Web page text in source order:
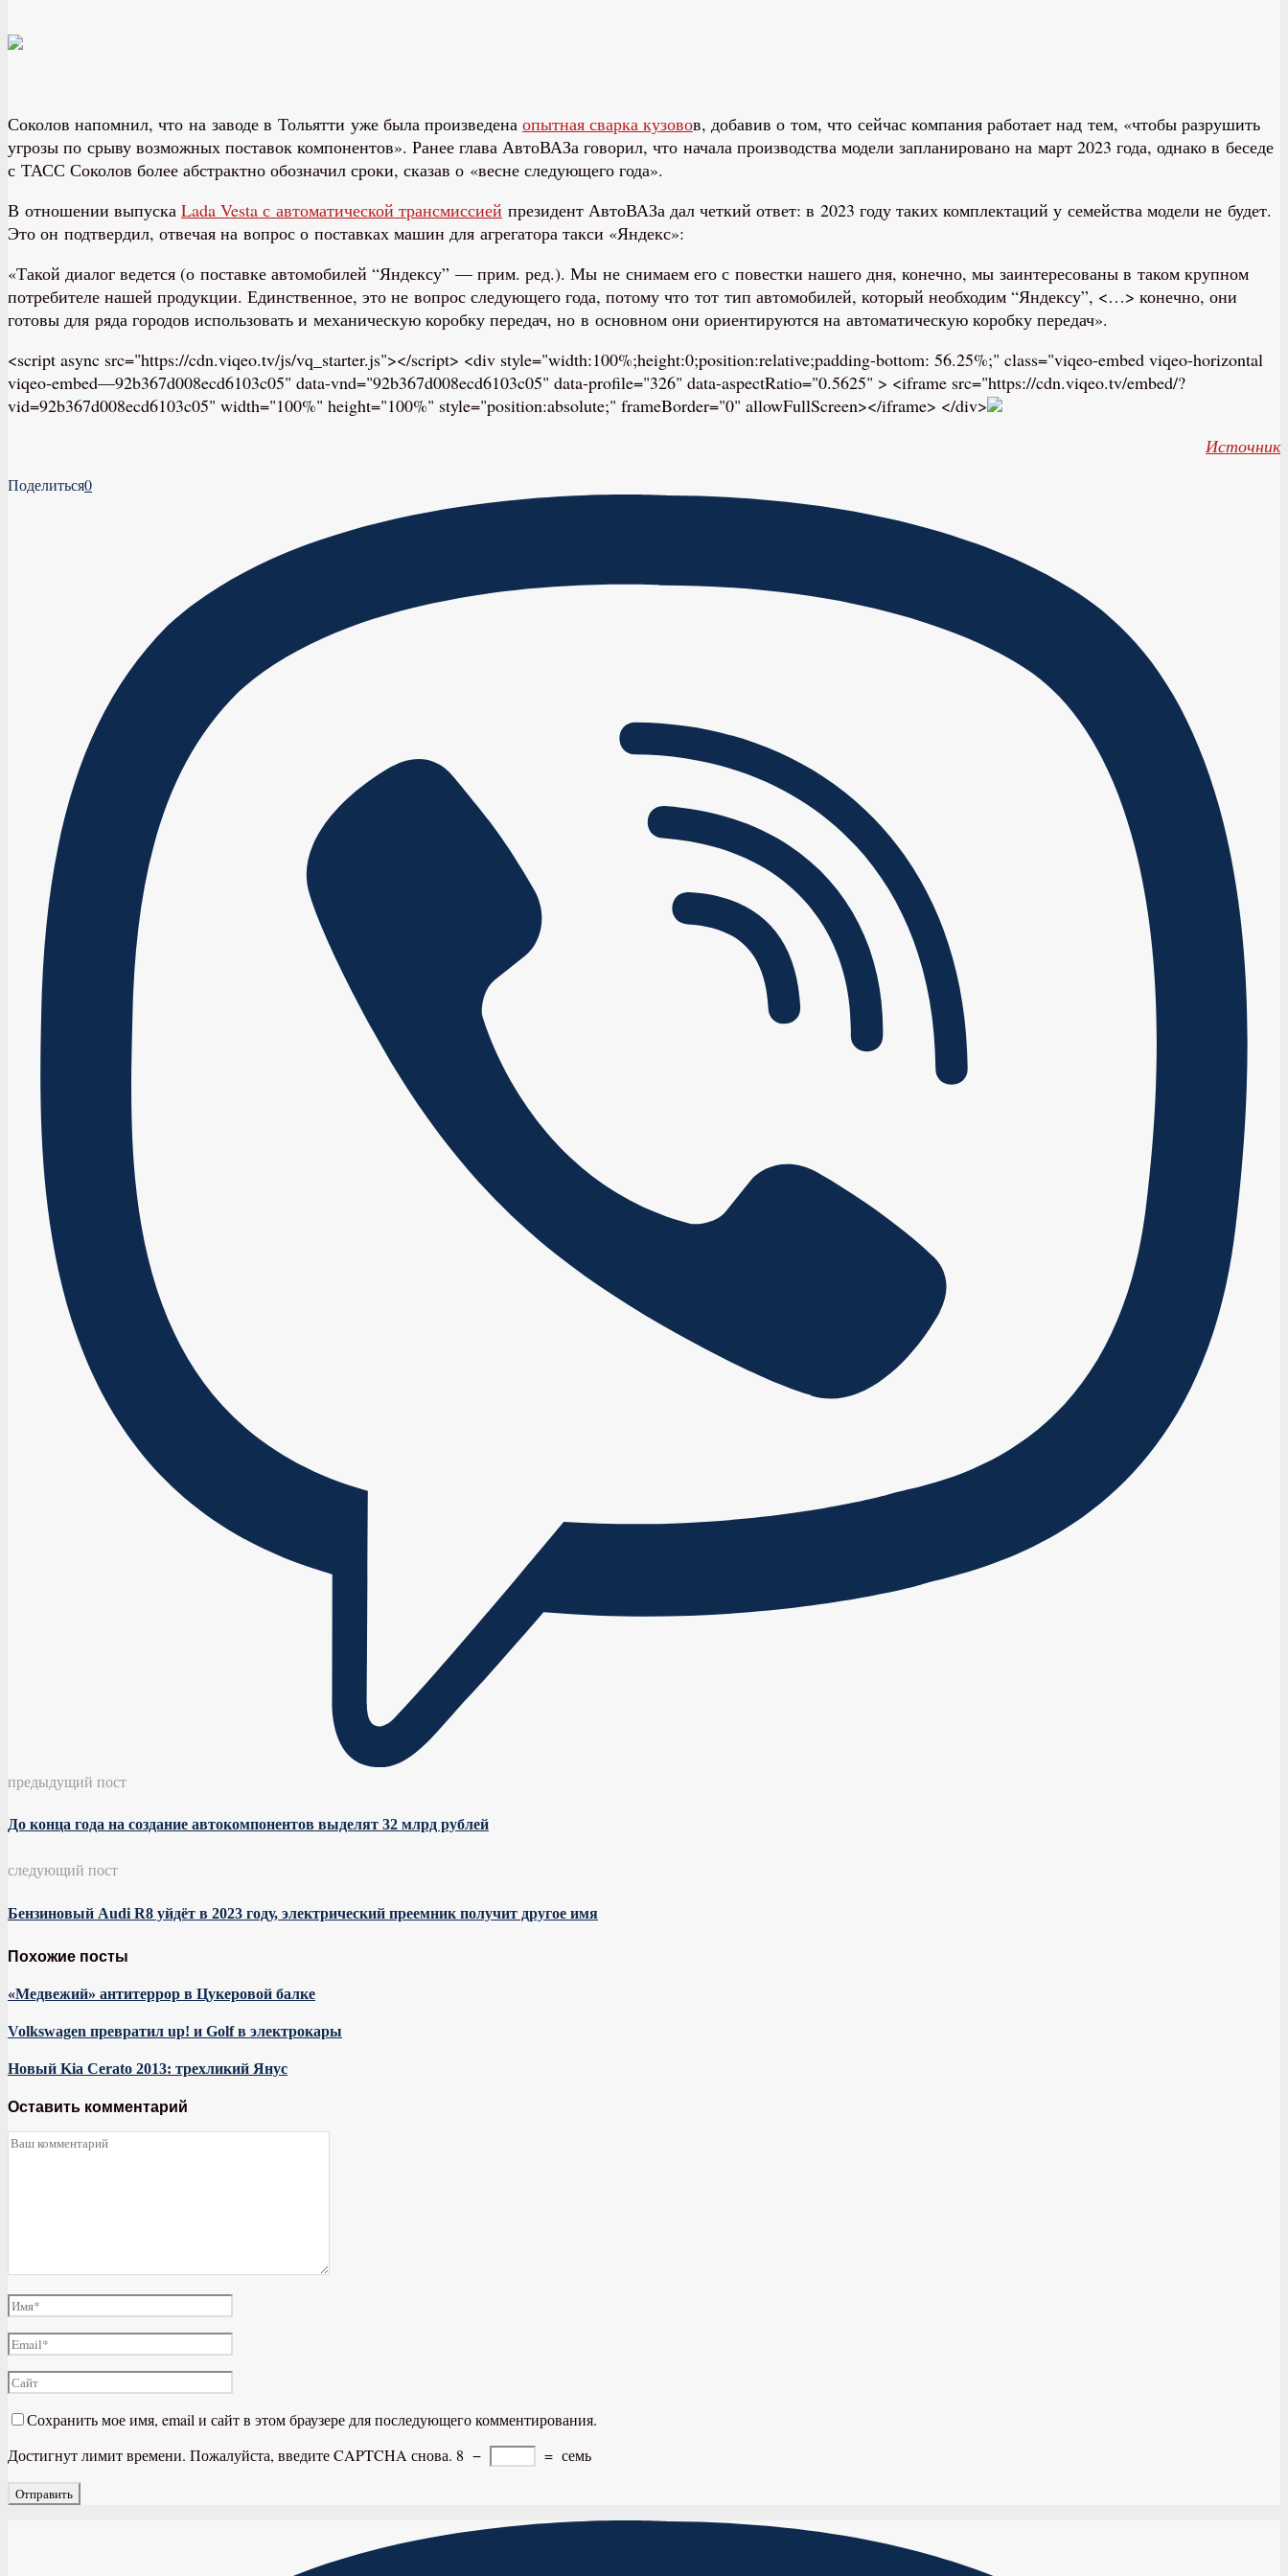
Соколов напомнил, что на заводе в Тольятти уже была произведена опытная сварка кузовов, добавив о том, что сейчас компания работает над тем, «чтобы разрушить
угрозы по срыву возможных поставок компонентов». Ранее глава АвтоВАЗа говорил, что начала производства модели запланировано на март 2023 года, однако в беседе
с ТАСС Соколов более абстрактно обозначил сроки, сказав о «весне следующего года».
В отношении выпуска Lada Vesta с автоматической трансмиссией президент АвтоВАЗа дал четкий ответ: в 2023 году таких комплектаций у семейства модели не будет.
Это он подтвердил, отвечая на вопрос о поставках машин для агрегатора такси «Яндекс»:
«Такой диалог ведется (о поставке автомобилей “Яндексу” — прим. ред.). Мы не снимаем его с повестки нашего дня, конечно, мы заинтересованы в таком крупном
потребителе нашей продукции. Единственное, это не вопрос следующего года, потому что тот тип автомобилей, который необходим “Яндексу”, <…> конечно, они
готовы для ряда городов использовать и механическую коробку передач, но в основном они ориентируются на автоматическую коробку передач».
<script async src="https://cdn.viqeo.tv/js/vq_starter.js"></script> <div style="width:100%;height:0;position:relative;padding-bottom: 56.25%;" class="viqeo-embed viqeo-horizontal
viqeo-embed—92b367d008ecd6103c05" data-vnd="92b367d008ecd6103c05" data-profile="326" data-aspectRatio="0.5625" > <iframe src="https://cdn.viqeo.tv/embed/?
vid=92b367d008ecd6103c05" width="100%" height="100%" style="position:absolute;" frameBorder="0" allowFullScreen></iframe> </div>
Источник
Поделиться0
предыдущий пост
До конца года на создание автокомпонентов выделят 32 млрд рублей
следующий пост
Бензиновый Audi R8 уйдёт в 2023 году, электрический преемник получит другое имя
Похожие посты
«Медвежий» антитеррор в Цукеровой балке
Volkswagen превратил up! и Golf в электрокары
Новый Kia Cerato 2013: трехликий Янус
Оставить комментарий
Сохранить мое имя, email и сайт в этом браузере для последующего комментирования.
Достигнут лимит времени. Пожалуйста, введите CAPTCHA снова. 8 − = семь